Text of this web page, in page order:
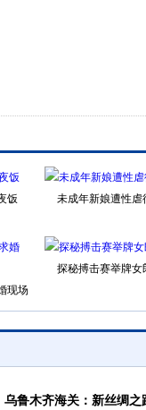
饭 未成年新娘遭性虐
现场
探秘搏击赛举牌女
乌鲁木齐海关：新丝绸之